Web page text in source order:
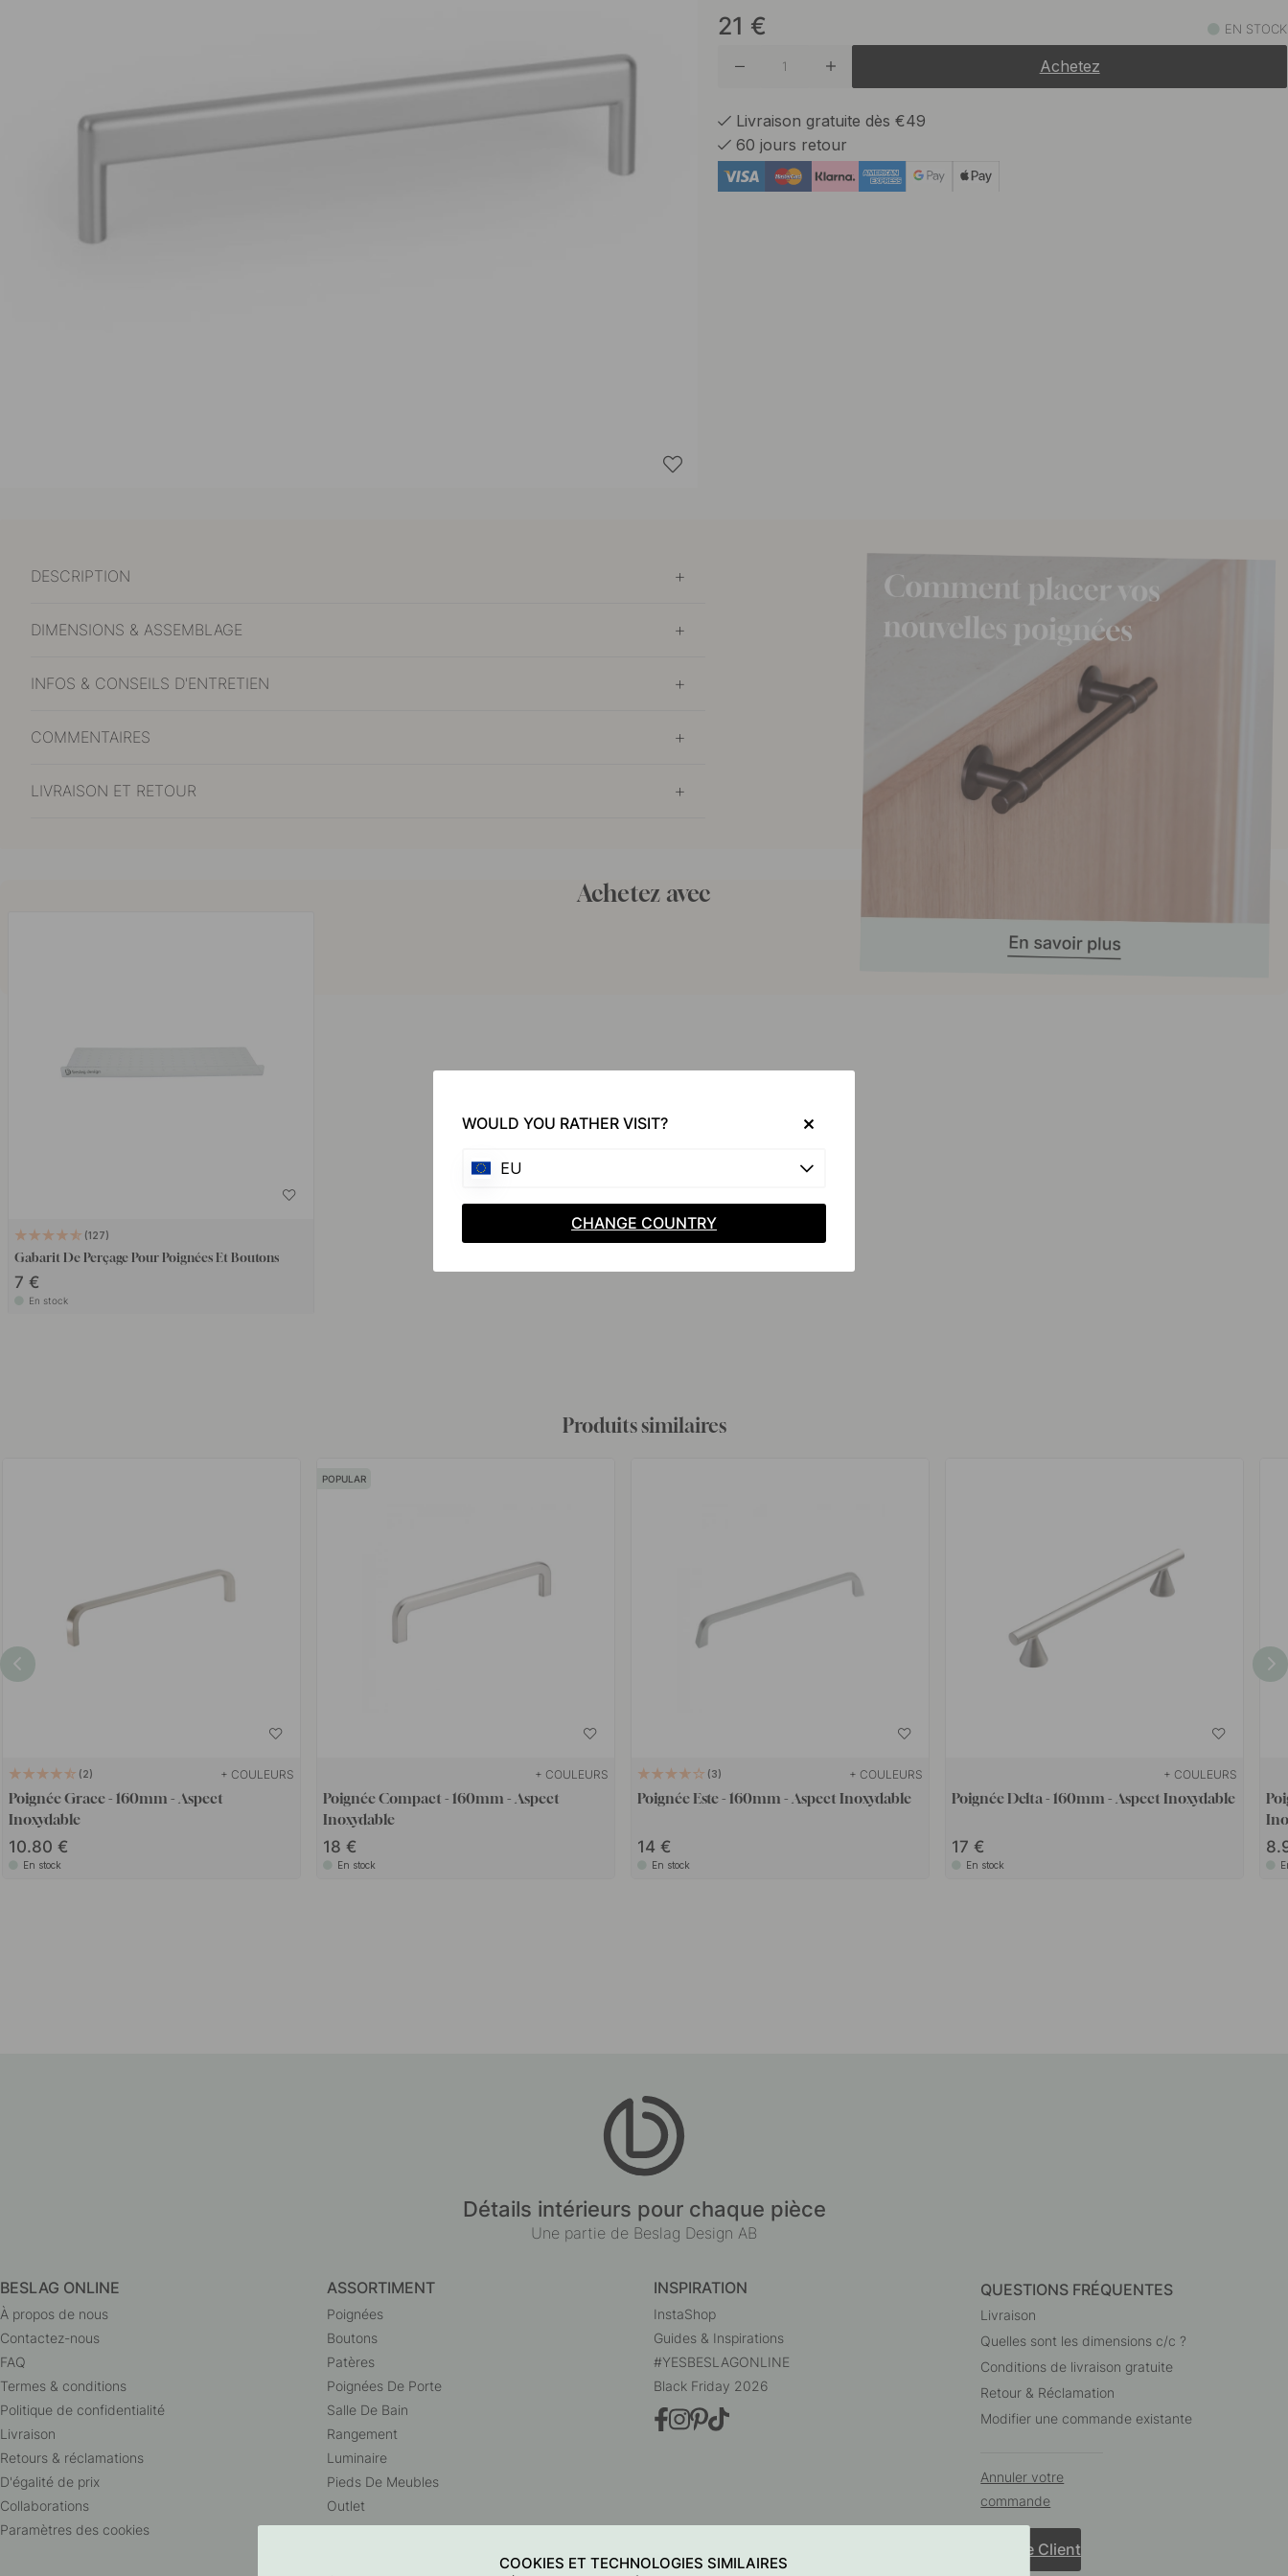
Bientôt en stock
Titane Noir Brossé
21 € EN STOCK
Achetez
Livraison gratuite dès €49
60 jours retour
DESCRIPTION
DIMENSIONS & ASSEMBLAGE
INFOS & CONSEILS D'ENTRETIEN
COMMENTAIRES
LIVRAISON ET RETOUR
Achetez avec
127
Gabarit De Perçage Pour Poignées Et Boutons
7 €
En stock
Produits similaires
2 + COULEURS
Poignée Grace - 160mm - Aspect
Inoxydable
10.80
En stock
POPULAR
+ COULEURS
Poignée Compact - 160mm - Aspect
Inoxydable
18
En stock
3 + COULEURS
Poignée Este - 160mm - Aspect Inoxydable
14
En stock
+ COULEURS
Poignée Delta - 160mm - Aspect Inoxydable
17
En stock
Détails intérieurs pour chaque pièce
Une partie de Beslag Design AB
BESLAG ONLINE
À propos de nous
Contactez-nous
FAQ
Termes & conditions
Politique de confidentialité
Livraison
Retours & réclamations
D'égalité de prix
Collaborations
Paramètres des cookies
ASSORTIMENT
Poignées
Boutons
Patères
Poignées De Porte
Salle De Bain
Rangement
Luminaire
Pieds De Meubles
Outlet
INSPIRATION
InstaShop
Guides & Inspirations
#YESBESLAGONLINE
Black Friday 2026
QUESTIONS FRÉQUENTES
Livraison
Quelles sont les dimensions c/c ?
Conditions de livraison gratuite
Retour & Réclamation
Modifier une commande existante
Annuler votre
commande
Service Client
COOKIES ET TECHNOLOGIES SIMILAIRES
WOULD YOU RATHER VISIT?
EU
CHANGE COUNTRY